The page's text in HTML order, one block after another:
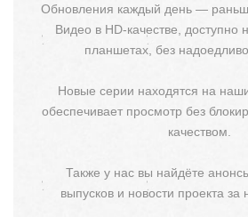
Обновления каждый день —
Видео в HD-качестве, доступно
планшетах, без
Новые серии находятся на
обеспечивает просмотр без
качеством.
Также у нас вы найдёте
выпусков и новости проекта за